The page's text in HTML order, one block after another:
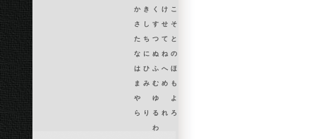
か き く け こ
さ し す せ そ
た ち つ て と
な に ぬ ね の
は ひ ふ へ ほ
ま み む め も
や ゆ よ
ら り る れ ろ
わ